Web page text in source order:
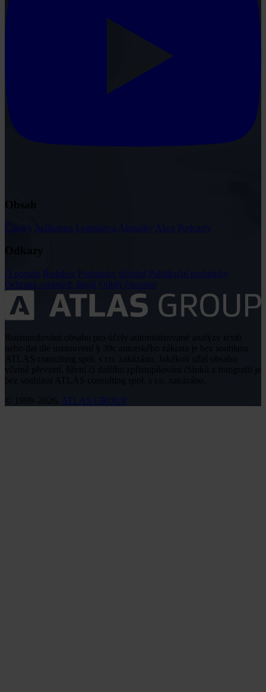
Články Judikatura Legislativa Aktuality Akce Podcasty
O portálu Redakce Podmínky užívání Publikační podmínky
Ochrana osobních údajů Odběr časopisu
včetně převzetí, šíření či dalšího zpřístupňování článků a fotografií je
ATLAS GROUP